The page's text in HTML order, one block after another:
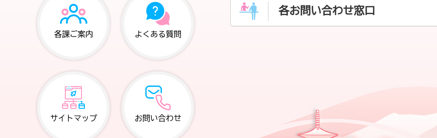
各課ご案内 よくある質問
サイトマップ お問い合わせ
各お問い合わせ窓口